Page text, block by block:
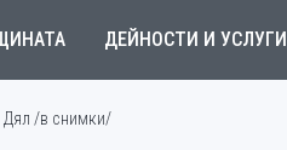
ДЕЙНОСТИ И УСЛУГИ
Дял /в снимки/